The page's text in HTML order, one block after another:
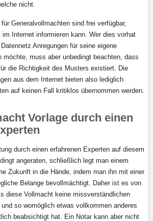
nicht.
Generalvollmachten sind frei verfügbar,
Internet informieren kann. Wer dies vorhat
Anregungen für seine eigene
möchte, muss aber unbedingt beachten, dass
die Richtigkeit des Musters existiert. Die
aus dem Internet bieten also lediglich
auf keinen Fall kritiklos übernommen werden.
Vorlage durch einen
durch einen erfahrenen Experten auf diesem
angeraten, schließlich legt man einem
Zukunft in die Hände, indem man ihn mit einer
Belange bevollmächtigt. Daher ist es von
diese Vollmacht keine missverständlichen
so womöglich etwas vollkommen anderes
beabsichtigt hat. Ein Notar kann aber nicht